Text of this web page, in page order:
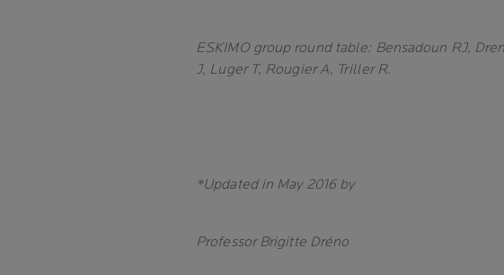
ESKIMO group round table: Bensadoun RJ,
J, Luger T, Rougier A, Triller R.
*Updated in May 2016 by
Professor Brigitte Dréno